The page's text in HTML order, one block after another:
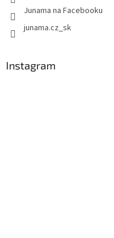
Junama na Facebooku
junama.cz_sk
Instagram